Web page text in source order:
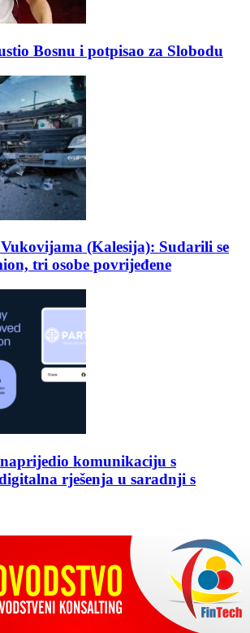
Bosnu i potpisao za Slobodu
Vukovijama (Kalesija): Sudarili se
tri osobe povrijeđene
komunikaciju s
rješenja u saradnji s